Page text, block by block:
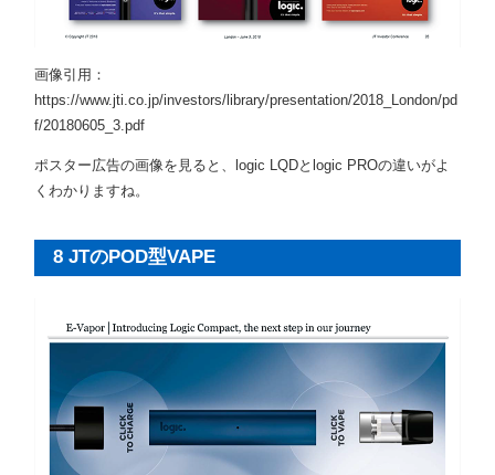
画像引用：
https://www.jti.co.jp/investors/library/presentation/2018_London/pd
f/20180605_3.pdf
ポスター広告の画像を見ると、logic LQDとlogic PROの違いがよ
くわかりますね。
8 JTのPOD型VAPE